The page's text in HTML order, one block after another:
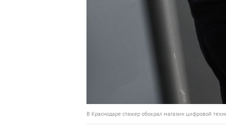
В Краснодаре стажер обокрал магазин цифровой